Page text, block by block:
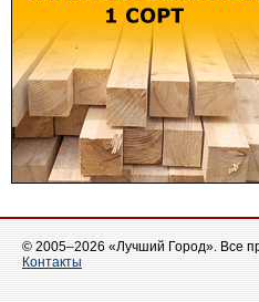
© 2005–2026 «Лучший Город». Все
Контакты